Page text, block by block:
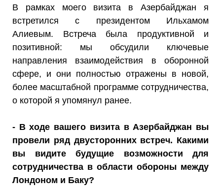
В рамках моего визита в Азербайджан я
встретился с президентом Ильхамом
Алиевым. Встреча была продуктивной и
позитивной: мы обсудили ключевые
направления взаимодействия в оборонной
сфере, и они полностью отражены в новой,
более масштабной программе сотрудничества,
о которой я упомянул ранее.
- В ходе вашего визита в Азербайджан вы
провели ряд двусторонних встреч. Какими
вы видите будущие возможности для
сотрудничества в области обороны между
Лондоном и Баку?